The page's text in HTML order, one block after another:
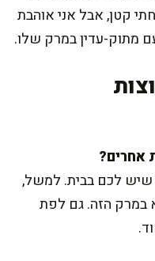
קטן, אבל אני אוהבת
מתוק-עדין במרק שלו.
שיש לכם בבית. למשל,
במרק הזה. גם לפת